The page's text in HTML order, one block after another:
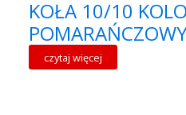
KOŁA 10/10
czytaj więcej